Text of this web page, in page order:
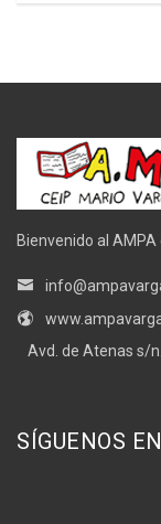
Bienvenido al AMPA
Avd. de Atenas s/
SÍGUENOS